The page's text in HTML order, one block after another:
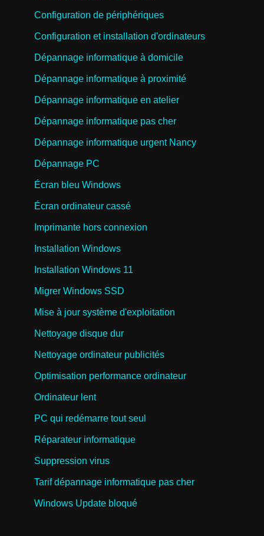
Configuration de périphériques
Configuration et installation d'ordinateurs
Dépannage informatique à domicile
Dépannage informatique à proximité
Dépannage informatique en atelier
Dépannage informatique pas cher
Dépannage informatique urgent Nancy
Dépannage PC
Écran bleu Windows
Écran ordinateur cassé
Imprimante hors connexion
Installation Windows
Installation Windows 11
Migrer Windows SSD
Mise à jour système d'exploitation
Nettoyage disque dur
Nettoyage ordinateur publicités
Optimisation performance ordinateur
Ordinateur lent
PC qui redémarre tout seul
Réparateur informatique
Suppression virus
Tarif dépannage informatique pas cher
Windows Update bloqué